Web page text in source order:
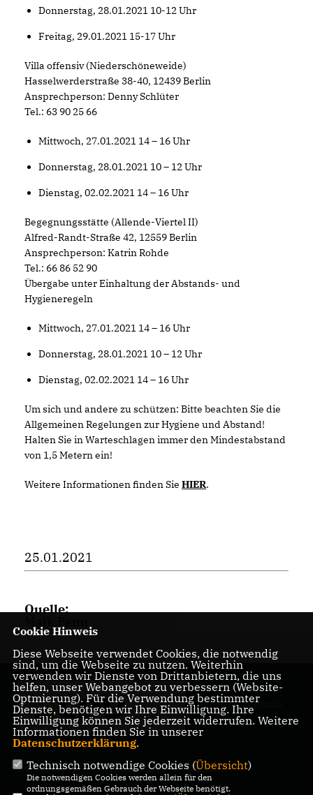
Donnerstag, 28.01.2021 10-12 Uhr
Freitag, 29.01.2021 15-17 Uhr
Villa offensiv (Niederschöneweide)
Hasselwerderstraße 38-40, 12439 Berlin
Ansprechperson: Denny Schlüter
Tel.: 63 90 25 66
Mittwoch, 27.01.2021 14 – 16 Uhr
Donnerstag, 28.01.2021 10 – 12 Uhr
Dienstag, 02.02.2021 14 – 16 Uhr
Begegnungsstätte (Allende-Viertel II)
Alfred-Randt-Straße 42, 12559 Berlin
Ansprechperson: Katrin Rohde
Tel.: 66 86 52 90
Übergabe unter Einhaltung der Abstands- und
Hygieneregeln
Mittwoch, 27.01.2021 14 – 16 Uhr
Donnerstag, 28.01.2021 10 – 12 Uhr
Dienstag, 02.02.2021 14 – 16 Uhr
Um sich und andere zu schützen: Bitte beachten Sie die
Allgemeinen Regelungen zur Hygiene und Abstand!
Halten Sie in Warteschlagen immer den Mindestabstand
von 1,5 Metern ein!
Weitere Informationen finden Sie HIER.
25.01.2021
Quelle:
CDU Kreisverband
Treptow-Köpenick
IMPRESSUM DATENSCHUTZ KONTAKT
Cookie Hinweis
Diese Webseite verwendet Cookies, die notwendig
sind, um die Webseite zu nutzen. Weiterhin
verwenden wir Dienste von Drittanbietern, die uns
helfen, unser Webangebot zu verbessern (Website-
Optmierung). Für die Verwendung bestimmter
Dienste, benötigen wir Ihre Einwilligung. Ihre
Einwilligung können Sie jederzeit widerrufen. Weitere
Informationen finden Sie in unserer
Datenschutzerklärung.
Technisch notwendige Cookies (Übersicht)
Die notwendigen Cookies werden allein für den
ordnungsgemäßen Gebrauch der Webseite benötigt.